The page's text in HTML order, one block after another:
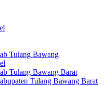
Tulang Bawang
Tulang Bawang Barat
Tulang Bawang Barat